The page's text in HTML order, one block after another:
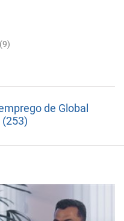
(9)
de Global
(253)